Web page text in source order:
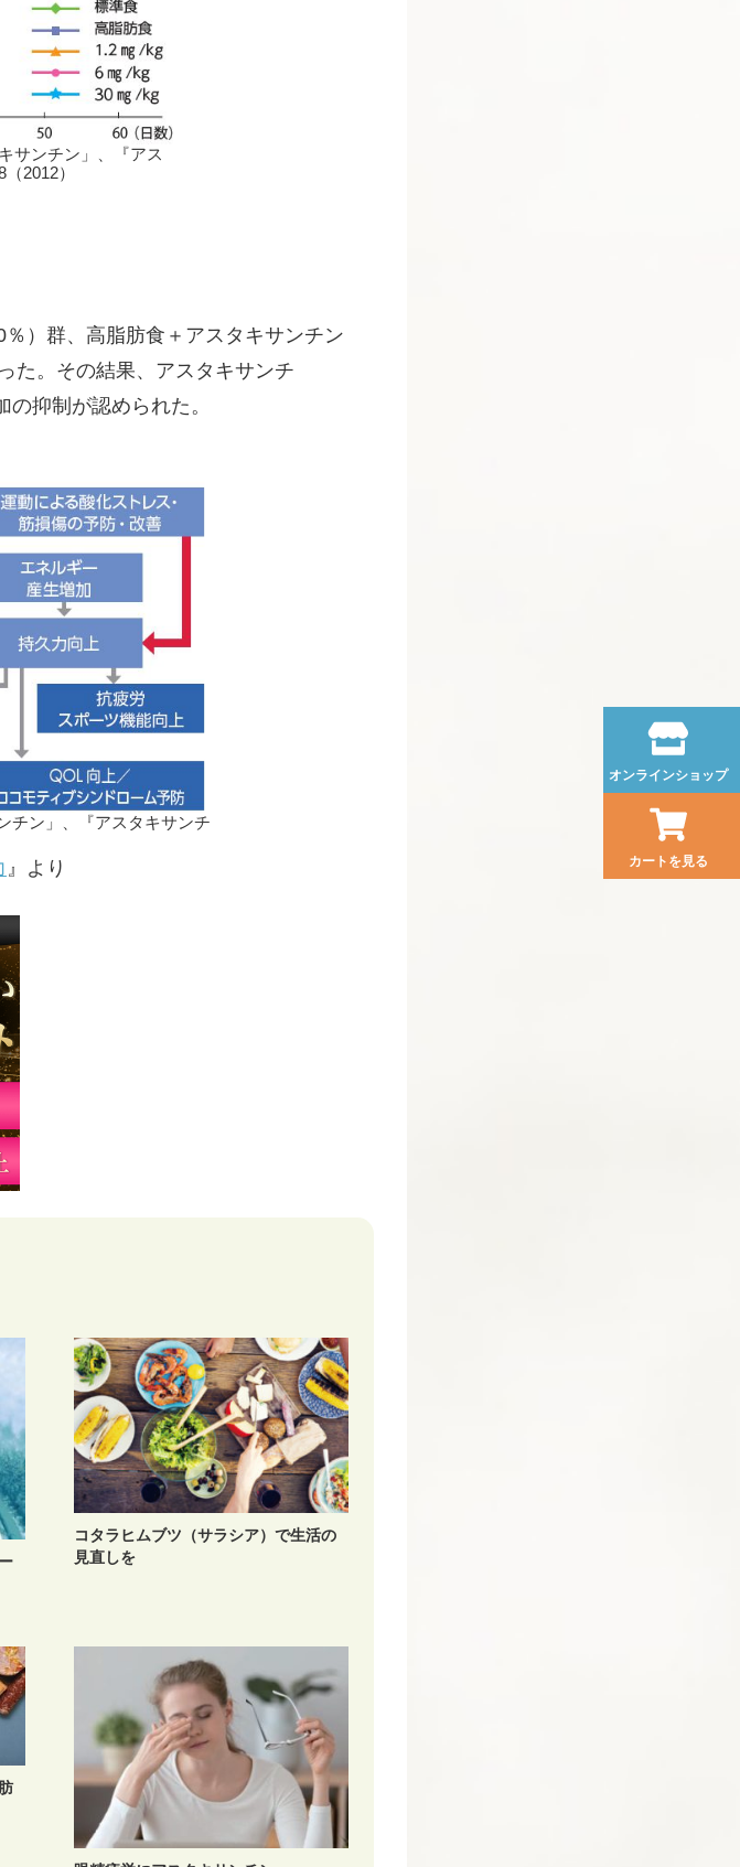
オンラインショップ
カートを見る
サンチン」、『アス
2012）
）群、高脂肪食＋アスタキサンチン
た。その結果、アスタキサンチ
抑制が認められた。
チン」、『アスタキサンチ
』より
コタラヒムブツ（サラシア）で生活の
見直しを